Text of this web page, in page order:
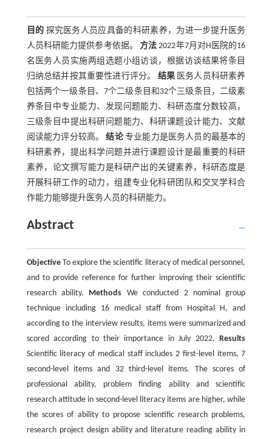
目的 探究医务人员应具备的科研素养，为进一步提升医务
人员科研能力提供参考依据。 方法 2022年7月对H医院的16
名医务人员实施两组选题小组访谈，根据访谈结果将条目
归纳总结并按其重要性进行评分。 结果医务人员科研素养
包括两个一级条目、7个二级条目和32个三级条目，二级素
养条目中专业能力、发现问题能力、科研态度分数较高，
三级条目中提出科研问题能力、科研课题设计能力、文献
阅读能力评分较高。结论专业能力是医务人员的最基本的
科研素养，提出科学问题并进行课题设计是最重要的科研
素养，论文撰写能力是科研产出的关键素养，科研态度是
开展科研工作的动力，组建专业化科研团队和交叉学科合
作能力能够提升医务人员的科研能力。
Abstract
ObjectiveTo explore the scientific literacy of medical personnel,
and to provide reference for further improving their scientific
research ability. Methods We conducted 2 nominal group
technique including 16 medical staff from Hospital H, and
according to the interview results, items were summarized and
scored according to their importance in July 2022.Results
Scientific literacy of medical staff includes 2 first-level items, 7
second-level items and 32 third-level items. The scores of
professional ability, problem finding ability and scientific
research attitude in second-level literacy items are higher, while
the scores of ability to propose scientific research problems,
research project design ability and literature reading ability in